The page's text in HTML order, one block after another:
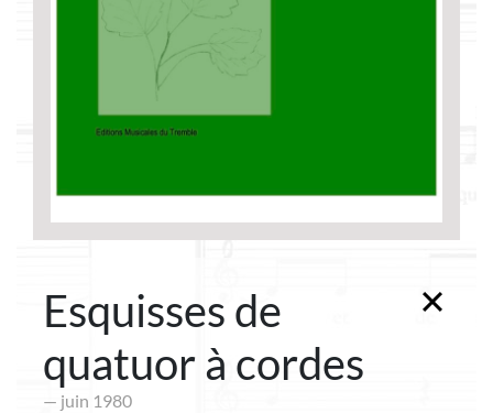
Esquisses de
quatuor à cordes
— juin 1980